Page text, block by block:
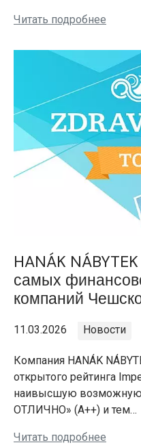
Читать подробнее
HANÁK
самых
компаний
11.03.2026 Новости
Компания HANÁK
открытого рейтинга
наивысшую
ОТЛИЧНО» (A++) и тем…
Читать подробнее